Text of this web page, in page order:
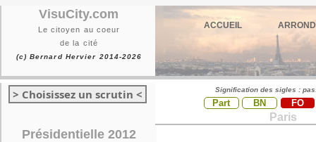
VisuCity.com
Le citoyen au coeur
de la cité
(c) Bernard Hervier 2014-2026
ACCUEIL
> Choisissez un scrutin <
Présidentielle 2012
Signification des sigles :
Part BN FO
Paris